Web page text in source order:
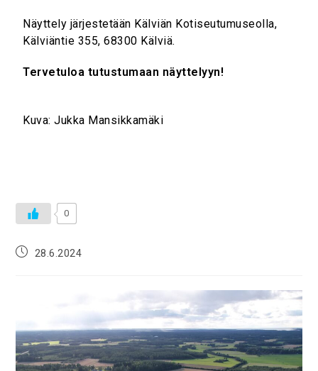
Näyttely järjestetään Kälviän Kotiseutumuseolla,
Kälviäntie 355, 68300 Kälviä.
Tervetuloa tutustumaan näyttelyyn!
Kuva: Jukka Mansikkamäki
0
28.6.2024